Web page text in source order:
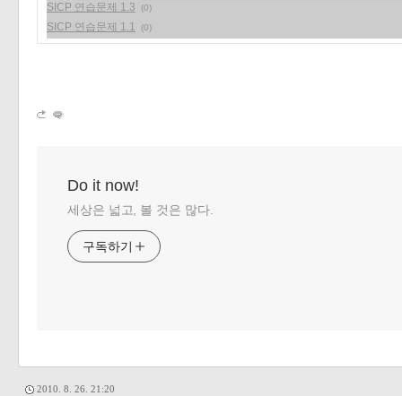
SICP 연습문제 1.3 (0)
SICP 연습문제 1.1 (0)
Do it now!
세상은 넓고, 볼 것은 많다.
구독하기
2010. 8. 26. 21:20